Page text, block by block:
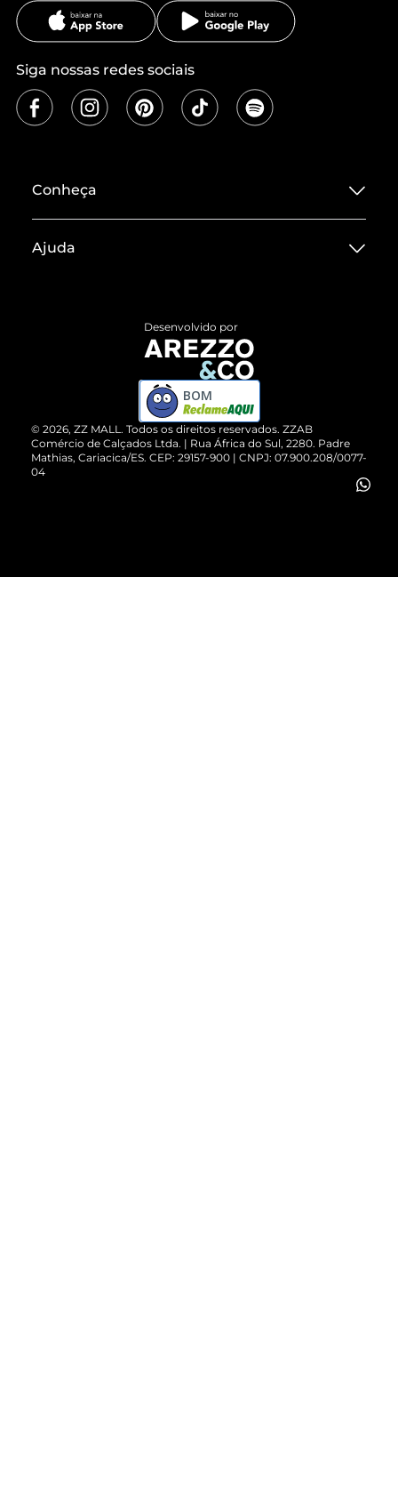
Siga nossas redes sociais
Conheça
Termos de Uso
ZZ MALL é confiável
Cartão Presente
Vendas Corporativas
Ajuda
Devolução do Produto
Compre pelo WhatsApp
© 2026, ZZ MALL. Todos os direitos reservados. ZZAB
Comércio de Calçados Ltda. | Rua África do Sul, 2280. Padre
Mathias, Cariacica/ES. CEP: 29157-900 | CNPJ: 07.900.208/0077-
04
Desenvolvido por
BOM